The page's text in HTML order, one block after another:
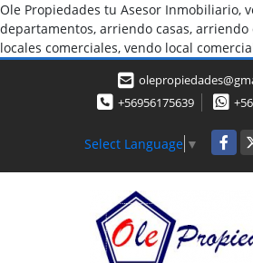
Ole Propiedades tu Asesor Inmobiliario,
departamentos, arriendo casas,
locales comerciales, vendo local
+56956175639
Select Language ▼ X